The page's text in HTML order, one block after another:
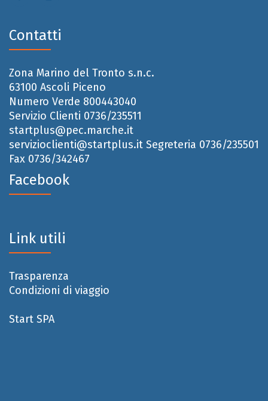
Contatti
Zona Marino del Tronto s.n.c.
63100 Ascoli Piceno
Numero Verde 800443040
Servizio Clienti 0736/235511
startplus@pec.marche.it
servizioclienti@startplus.it Segreteria 0736/235501
Fax 0736/342467
Facebook
Link utili
Trasparenza
Condizioni di viaggio
Start SPA